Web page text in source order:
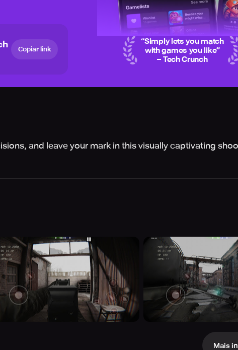
Copiar link
“Simply lets you match
with games you like”
– Tech Crunch
and leave your mark in this visually captivating
Mais